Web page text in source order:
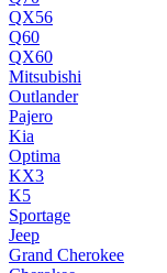
QX56
Q60
QX60
Mitsubishi
Outlander
Pajero
Kia
Optima
KX3
K5
Sportage
Jeep
Grand Cherokee